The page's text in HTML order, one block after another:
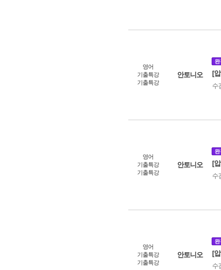
영어
기출특강
기출특강
안토니오
완
[
수
영어
기출특강
기출특강
안토니오
완
[
수
영어
기출특강
기출특강
안토니오
완
[
수